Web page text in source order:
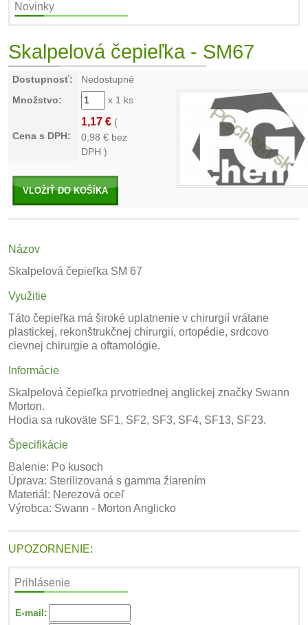
Novinky
Skalpelová čepieľka - SM67
Dostupnosť:
Nedostupné
Množstvo:
x 1 ks
Cena s DPH:
1,17 € (
0,98 € bez
DPH )
VLOŽIŤ DO KOŠÍKA
Názov
Skalpelová čepieľka SM 67
Využitie
Táto čepieľka má široké uplatnenie v chirurgií vrátane
plastickej, rekonštrukčnej chirurgií, ortopédie, srdcovo
cievnej chirurgie a oftamológie.
Informácie
Skalpelová čepieľka prvotriednej anglickej značky Swann
Morton.
Hodia sa rukoväte SF1, SF2, SF3, SF4, SF13, SF23.
Špecifikácie
Balenie: Po kusoch
Úprava: Sterilizovaná s gamma žiarením
Materiál: Nerezová oceľ
Výrobca: Swann - Morton Anglicko
UPOZORNENIE:
Prihlásenie
E-mail: